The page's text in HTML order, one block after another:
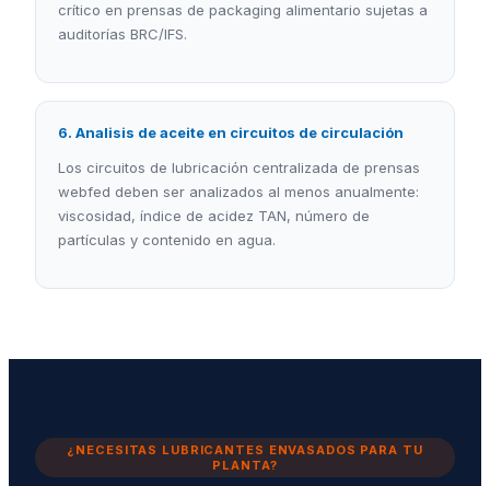
crítico en prensas de packaging alimentario sujetas a
auditorías BRC/IFS.
6. Analisis de aceite en circuitos de circulación
Los circuitos de lubricación centralizada de prensas
webfed deben ser analizados al menos anualmente:
viscosidad, índice de acidez TAN, número de
partículas y contenido en agua.
¿NECESITAS LUBRICANTES ENVASADOS PARA TU
PLANTA?